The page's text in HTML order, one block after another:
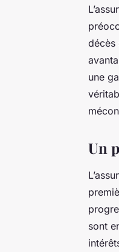
décès
une
Un
sont